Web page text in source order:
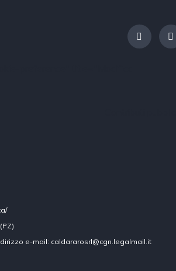
e-mail: caldararosrl@cgn.legalmail.it